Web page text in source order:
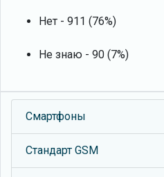
Нет - 911 (76%)
Не знаю - 90 (7%)
Смартфоны
Стандарт GSM